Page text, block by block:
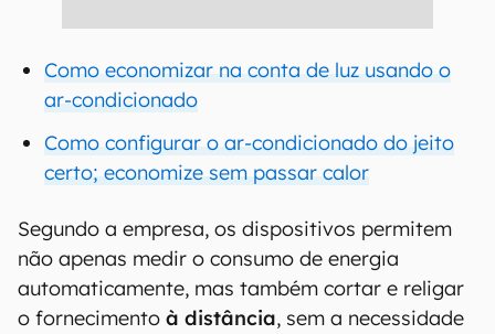
Como economizar na conta de luz usando o
ar-condicionado
Como configurar o ar-condicionado do jeito
certo; economize sem passar calor
Segundo a empresa, os dispositivos permitem
não apenas medir o consumo de energia
automaticamente, mas também cortar e religar
o fornecimento à distância, sem a necessidade